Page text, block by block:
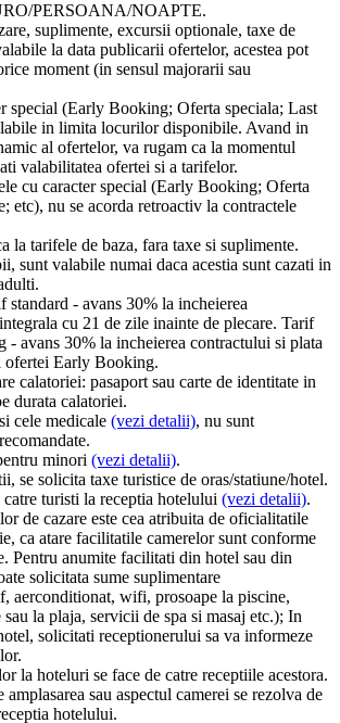
PERSOANA/NOAPTE.
suplimente, excursii optionale, taxe de
la data publicarii ofertelor, acestea pot
moment (in sensul majorarii sau
special (Early Booking; Oferta speciala; Last
in limita locurilor disponibile. Avand in
al ofertelor, va rugam ca la momentul
valabilitatea ofertei si a tarifelor.
cu caracter special (Early Booking; Oferta
etc), nu se acorda retroactiv la contractele
la tarifele de baza, fara taxe si suplimente.
sunt valabile numai daca acestia sunt cazati in
standard - avans 30% la incheierea
cu 21 de zile inainte de plecare. Tarif
avans 30% la incheierea contractului si plata
ofertei Early Booking.
calatoriei: pasaport sau carte de identitate in
durata calatoriei.
cele medicale (vezi detalii), nu sunt
minori (vezi detalii).
se solicita taxe turistice de oras/statiune/hotel.
catre turisti la receptia hotelului (vezi detalii).
de cazare este cea atribuita de oficialitatile
ca atare facilitatile camerelor sunt conforme
Pentru anumite facilitati din hotel sau din
solicitata sume suplimentare
aerconditionat, wifi, prosoape la piscine,
la plaja, servicii de spa si masaj etc.); In
solicitati receptionerului sa va informeze
la hoteluri se face de catre receptiile acestora.
amplasarea sau aspectul camerei se rezolva de
hotelului.